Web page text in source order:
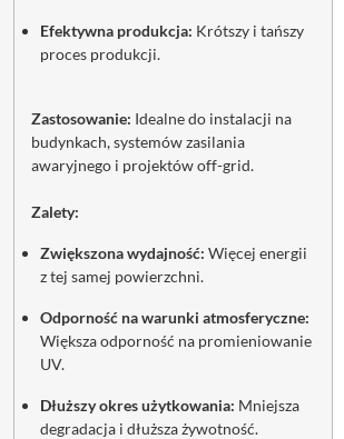
Efektywna produkcja: Krótszy i tańszy
proces produkcji.
Zastosowanie: Idealne do instalacji na
budynkach, systemów zasilania
awaryjnego i projektów off-grid.
Zalety:
Zwiększona wydajność: Więcej energii
z tej samej powierzchni.
Odporność na warunki atmosferyczne:
Większa odporność na promieniowanie
UV.
Dłuższy okres użytkowania: Mniejsza
degradacja i dłuższa żywotność.